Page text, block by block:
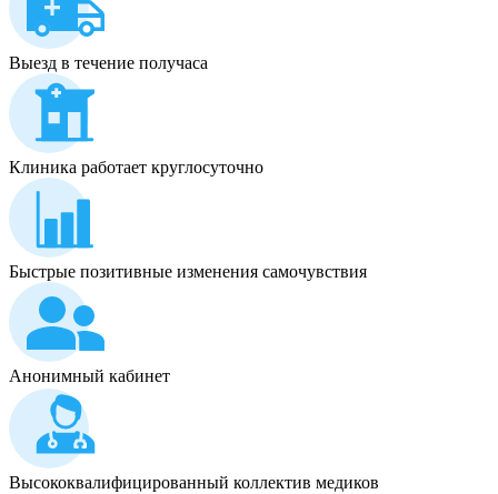
Выезд в течение получаса
Клиника работает круглосуточно
Быстрые позитивные изменения самочувствия
Анонимный кабинет
Высококвалифицированный коллектив медиков